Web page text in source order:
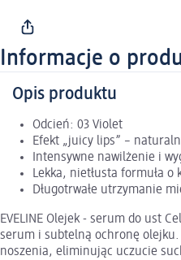
Informacje o
Opis produktu
Odcień: 03 Violet
Efekt „juicy lips” –
Intensywne nawilżenie i
Lekka, nietłusta formuła
Długotrwałe utrzymanie
EVELINE Olejek - serum do ust
serum i subtelną ochronę olejku.
noszenia, eliminując uczucie